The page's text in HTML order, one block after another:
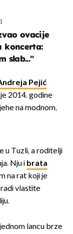
ovacije
koncerta:
slab..."
Pejić
2014. godine
na modnom,
u Tuzli, a roditelji
Nju i brata
na rat koji je
vlastite
lancu brze